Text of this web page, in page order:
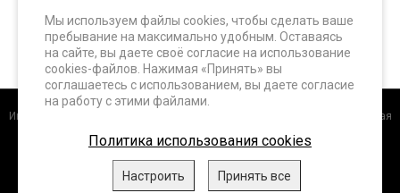
элементы подвески WHITELINE
Интернет-магазин
+7 (495) 648-60-24 +7 (963) 687-56-82 Москва, Дорожная
улица, д.3 к. 5Б info@superbrakes.ru, с 10 до 17 по рабочим дням
DBA (Австралия).FERODO Racing (Италия).HAWK Performance
WHITELINE (Австралия) XTREME Performance,
Мы используем файлы cookies, чтобы сделать ваше
пребывание на максимально удобным. Оставаясь
на сайте, вы даете своё согласие на использование
cookies-файлов. Нажимая «Принять» вы
соглашаетесь с использованием, вы даете согласие
на работу с этими файлами.
Политика использования cookies
Настроить Принять все